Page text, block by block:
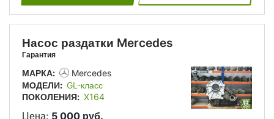
Насос раздатки Mercedes
Гарантия
МАРКА:
Mercedes
МОДЕЛИ: GL-класс
ПОКОЛЕНИЯ: X164
Цена: 5 000 руб.